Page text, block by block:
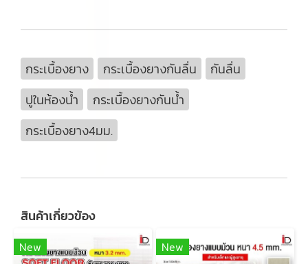
กระเบื้องยาง กระเบื้องยางกันลื่น
กันลื่น
ปูในห้องน้ำ
กระเบื้องยางกันน้ำ
กระเบื้องยาง4มม.
สินค้าเกี่ยวข้อง
New New